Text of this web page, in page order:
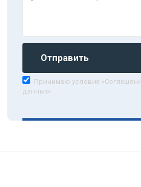
Отправить
Принимаю условия
данных»